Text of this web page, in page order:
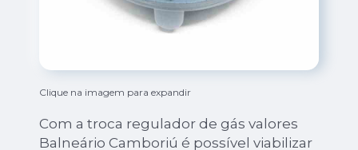
Clique na imagem para expandir
Com a troca regulador de gás valores
Balneário Camboriú é possível viabilizar